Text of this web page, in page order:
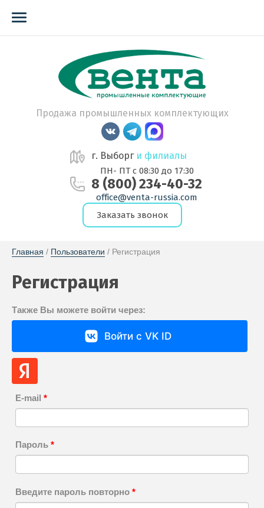
Продажа промышленных комплектующих
г. Выборг и филиалы
ПН- ПТ с 08:30 до 17:30
8 (800) 234-40-32
office@venta-russia.com
Заказать звонок
Главная / Пользователи / Регистрация
Регистрация
E-mail *
Пароль *
Введите пароль повторно *
Также Вы можете войти через:
Войти с VK ID